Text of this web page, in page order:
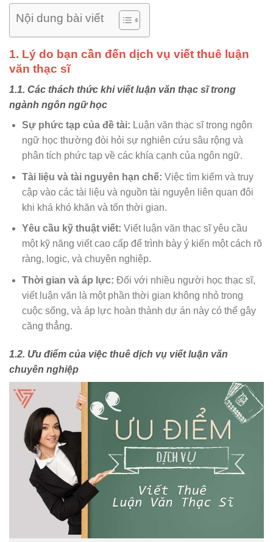
Nội dung bài viết
1. Lý do bạn cần đến dịch vụ viết thuê luận
văn thạc sĩ
1.1. Các thách thức khi viết luận văn thạc sĩ trong
ngành ngôn ngữ học
Sự phức tạp của đề tài: Luận văn thạc sĩ trong ngôn
ngữ học thường đòi hỏi sự nghiên cứu sâu rộng và
phân tích phức tạp về các khía cạnh của ngôn ngữ.
Tài liệu và tài nguyên hạn chế: Việc tìm kiếm và truy
cập vào các tài liệu và nguồn tài nguyên liên quan đôi
khi khá khó khăn và tốn thời gian.
Yêu cầu kỹ thuật viết: Viết luận văn thạc sĩ yêu cầu
một kỹ năng viết cao cấp để trình bày ý kiến một cách rõ
ràng, logic, và chuyên nghiệp.
Thời gian và áp lực: Đối với nhiều người học thạc sĩ,
viết luận văn là một phần thời gian không nhỏ trong
cuộc sống, và áp lực hoàn thành dự án này có thể gây
căng thẳng.
1.2. Ưu điểm của việc thuê dịch vụ viết luận văn
chuyên nghiệp